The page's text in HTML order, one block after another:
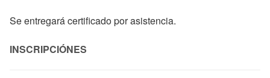
Se entregará certificado por asistencia.
INSCRIPCIÓNES